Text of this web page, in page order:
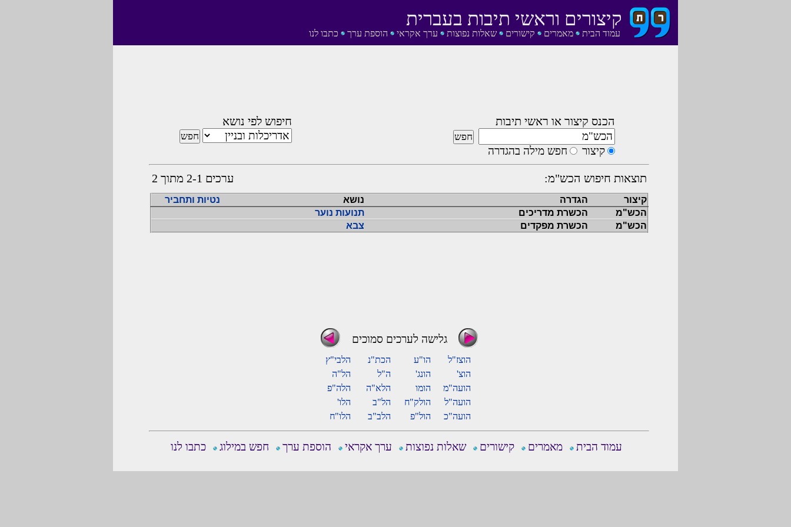
עמוד הבית מאמרים קישורים שאלות נפוצות ערך אקראי הוספת ערך כתבו לנו
קיצורים וראשי תיבות בעברית
הכנס קיצור או ראשי תיבות
קיצור חפש מילה בהגדרה
חיפוש לפי נושא
תוצאות חיפוש הכש"מ: ערכים 2-1 מתוך 2
קיצור הגדרה נושא
נטיות ותחביר
הכש"מ
הכשרת מדריכים
תנועות נוער
הכש"מ
הכשרת מפקדים צבא
גלישה לערכים סמוכים
הוצז"ל הו"ע הכת"נ
הלבי"ץ
הוצ'
הונג' ה"ל
הל"ה
הועה"מ
הומו הלא"ה
הלה"פ
הועה"ל
הולק"ח הל"ב
הלו'
הועה"כ
הול"פ הלב"ב הלו"ח
עמוד הבית מאמרים קישורים שאלות נפוצות ערך אקראי הוספת ערך חפש במילוג כתבו לנו